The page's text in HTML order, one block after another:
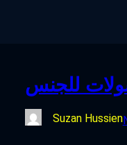
للجنس
Suzan Hussien